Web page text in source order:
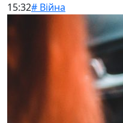
15:32# Війна